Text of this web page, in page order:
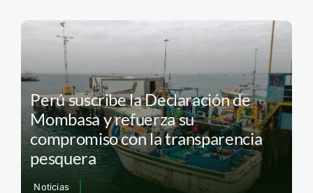
Perú suscribe la Declaración de
Mombasa y refuerza su
compromiso con la transparencia
pesquera
Noticias